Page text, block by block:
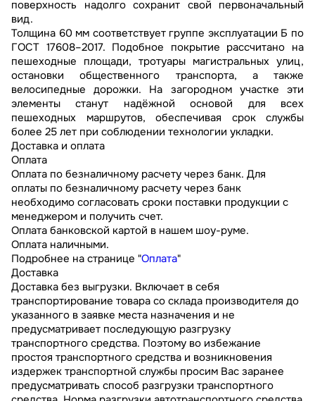
поверхность надолго сохранит свой первоначальный
вид.
Толщина 60 мм соответствует группе эксплуатации Б по
ГОСТ 17608–2017. Подобное покрытие рассчитано на
пешеходные площади, тротуары магистральных улиц,
остановки общественного транспорта, а также
велосипедные дорожки. На загородном участке эти
элементы станут надёжной основой для всех
пешеходных маршрутов, обеспечивая срок службы
более 25 лет при соблюдении технологии укладки.
Доставка и оплата
Оплата
Оплата по безналичному расчету через банк. Для
оплаты по безналичному расчету через банк
необходимо согласовать сроки поставки продукции с
менеджером и получить счет.
Оплата банковской картой в нашем шоу-руме.
Оплата наличными.
Подробнее на странице "Оплата"
Доставка
Доставка без выгрузки. Включает в себя
транспортирование товара со склада производителя до
указанного в заявке места назначения и не
предусматривает последующую разгрузку
транспортного средства. Поэтому во избежание
простоя транспортного средства и возникновения
издержек транспортной службы просим Вас заранее
предусматривать способ разгрузки транспортного